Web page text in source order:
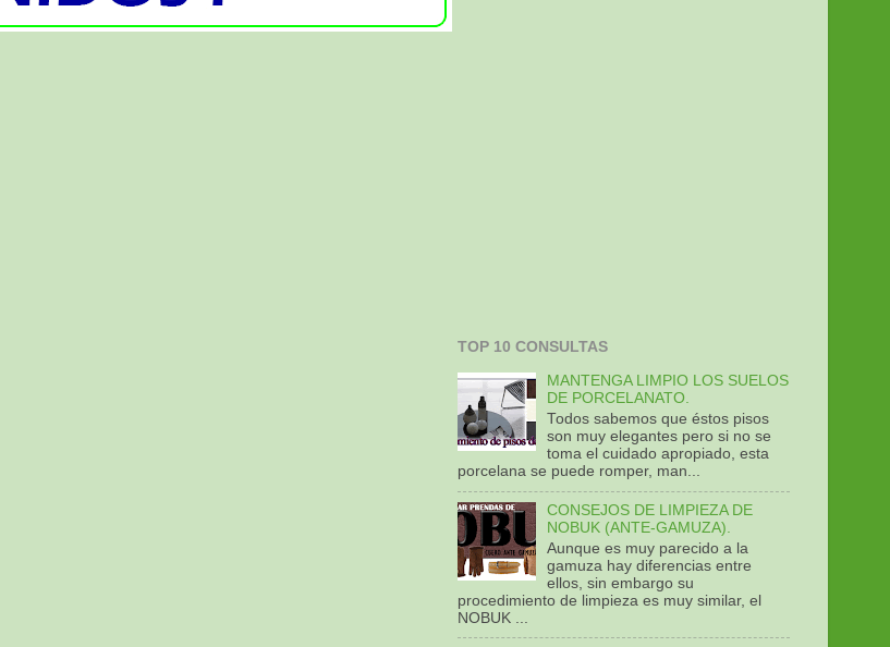
TOP 10 CONSULTAS
MANTENGA LIMPIO LOS SUELOS
DE PORCELANATO.
Todos sabemos que éstos pisos
son muy elegantes pero si no se
toma el cuidado apropiado, esta
porcelana se puede romper, man...
CONSEJOS DE LIMPIEZA DE
NOBUK (ANTE-GAMUZA).
Aunque es muy parecido a la
gamuza hay diferencias entre
ellos, sin embargo su
procedimiento de limpieza es muy similar, el
NOBUK ...